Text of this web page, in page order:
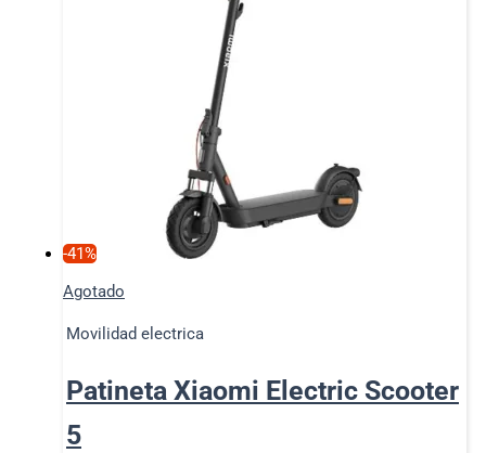
-41%
Agotado
Movilidad electrica
Patineta Xiaomi Electric Scooter
5